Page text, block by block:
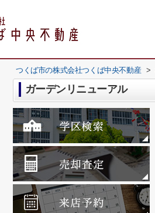
つくば市の株式会社つくば中央不動産 >
ガーデンリニューアル